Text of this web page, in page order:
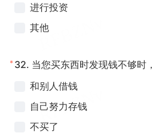
进行投资
其他
* 32. 当您买东西时发现钱不够时
和别人借钱
自己努力存钱
不买了